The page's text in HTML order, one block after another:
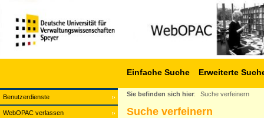
Benutzerdienste
WebOPAC verlassen
Einfache Suche Erweiterte
Sie befinden sich hier: Suche verfeinern
Suche verfeinern